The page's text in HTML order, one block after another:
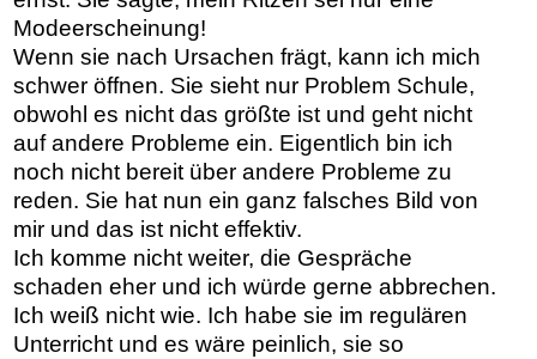
Modeerscheinung!
Wenn sie nach Ursachen frägt, kann ich mich
schwer öffnen. Sie sieht nur Problem Schule,
obwohl es nicht das größte ist und geht nicht
auf andere Probleme ein. Eigentlich bin ich
noch nicht bereit über andere Probleme zu
reden. Sie hat nun ein ganz falsches Bild von
mir und das ist nicht effektiv.
Ich komme nicht weiter, die Gespräche
schaden eher und ich würde gerne abbrechen.
Ich weiß nicht wie. Ich habe sie im regulären
Unterricht und es wäre peinlich, sie so